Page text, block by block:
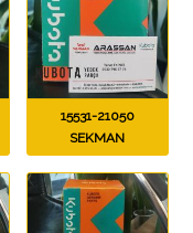
15531-21050
SEKMAN